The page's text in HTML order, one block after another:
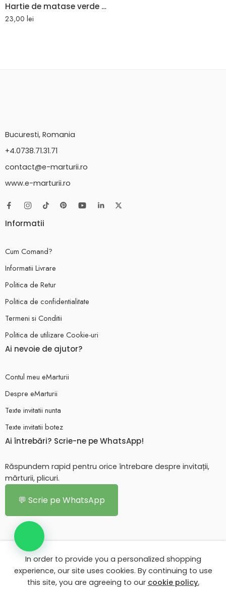
Hartie de matase verde smarald emerald set 24 bucati
23,00 lei
Bucuresti, Romania
+4.0738.71.31.71
contact@e-marturii.ro
www.e-marturii.ro
Informatii
Cum Comand?
Informatii Livrare
Politica de Retur
Politica de confidentialitate
Termeni si Conditii
Politica de utilizare Cookie-uri
Ai nevoie de ajutor?
Contul meu eMarturii
Despre eMarturii
Texte invitatii nunta
Texte invitatii botez
Ai întrebări? Scrie-ne pe WhatsApp!
Răspundem rapid pentru orice întrebare despre invitații,
mărturii, plicuri.
💬 Scrie pe WhatsApp
© 2026 - Toate drepturile rezervate. eMarturii.ro!
Contul meu eMarturii Despre eMarturii Texte invitatii nunta
In order to provide you a personalized shopping
experience, our site uses cookies. By continuing to use
this site, you are agreeing to our cookie policy.